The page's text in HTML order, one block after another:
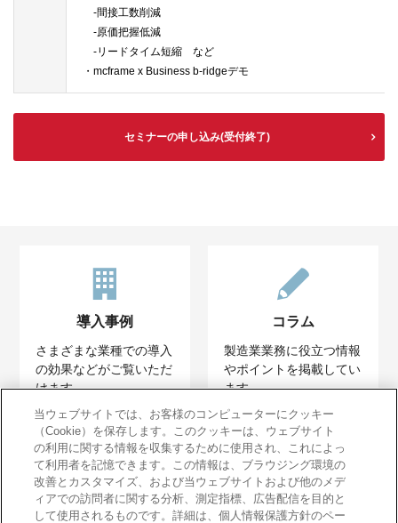
-間接工数削減
-原価把握低減
-リードタイム短縮 など
・mcframe x Business b-ridgeデモ
セミナーの申し込み(受付終了)
導入事例
さまざまな業種での導入
の効果などがご覧いただ
けます。
コラム
製造業業務に役立つ情報
やポイントを掲載してい
ます。
イベントレポート
当ウェブサイトでは、お客様のコンピューターにクッキー
（Cookie）を保存します。このクッキーは、ウェブサイト
の利用に関する情報を収集するために使用され、これによっ
て利用者を記憶できます。この情報は、ブラウジング環境の
改善とカスタマイズ、および当ウェブサイトおよび他のメデ
ィアでの訪問者に関する分析、測定指標、広告配信を目的と
して使用されるものです。詳細は、個人情報保護方針のペー